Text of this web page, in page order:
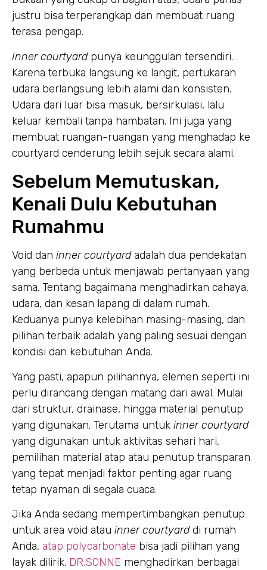
justru bisa terperangkap dan membuat ruang
terasa pengap.
Inner courtyardpunya keunggulan tersendiri.
Karena terbuka langsung ke langit, pertukaran
udara berlangsung lebih alami dan konsisten.
Udara dari luar bisa masuk, bersirkulasi, lalu
keluar kembali tanpa hambatan. Ini juga yang
membuat ruangan-ruangan yang menghadap ke
courtyard cenderung lebih sejuk secara alami.
Sebelum Memutuskan,
Kenali Dulu Kebutuhan
Rumahmu
Void dan inner courtyardadalah dua pendekatan
yang berbeda untuk menjawab pertanyaan yang
sama. Tentang bagaimana menghadirkan cahaya,
udara, dan kesan lapang di dalam rumah.
Keduanya punya kelebihan masing-masing, dan
pilihan terbaik adalah yang paling sesuai dengan
kondisi dan kebutuhan Anda.
Yang pasti, apapun pilihannya, elemen seperti ini
perlu dirancang dengan matang dari awal. Mulai
dari struktur, drainase, hingga material penutup
yang digunakan. Terutama untuk inner courtyard
yang digunakan untuk aktivitas sehari hari,
pemilihan material atap atau penutup transparan
yang tepat menjadi faktor penting agar ruang
tetap nyaman di segala cuaca.
Jika Anda sedang mempertimbangkan penutup
untuk area void atau inner courtyarddi rumah
Anda, atap polycarbonate bisa jadi pilihan yang
layak dilirik. DR.SONNE menghadirkan berbagai